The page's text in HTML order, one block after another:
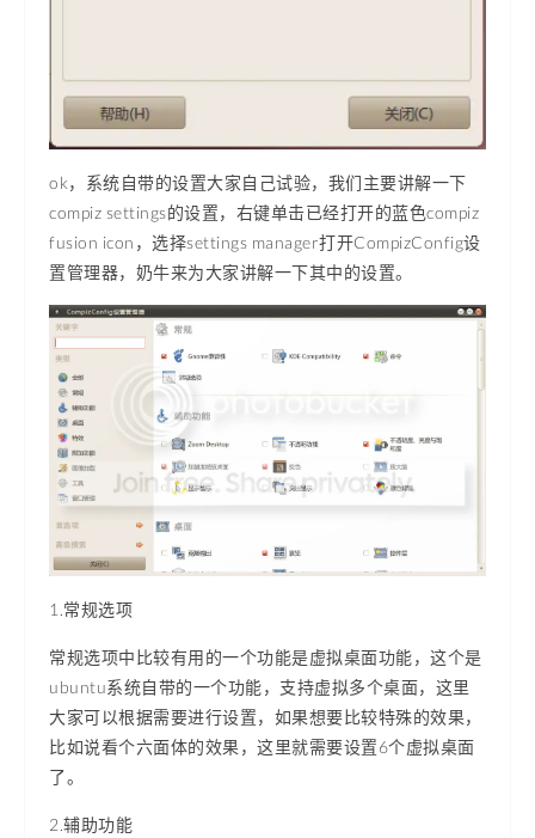
ok，系统自带的设置大家自己试验，我们主要讲解一下
compiz settings的设置，右键单击已经打开的蓝色compiz
fusion icon，选择settings manager打开CompizConfig设
置管理器，奶牛来为大家讲解一下其中的设置。
1.常规选项
常规选项中比较有用的一个功能是虚拟桌面功能，这个是
ubuntu系统自带的一个功能，支持虚拟多个桌面，这里
大家可以根据需要进行设置，如果想要比较特殊的效果，
比如说看个六面体的效果，这里就需要设置6个虚拟桌面
了。
2.辅助功能